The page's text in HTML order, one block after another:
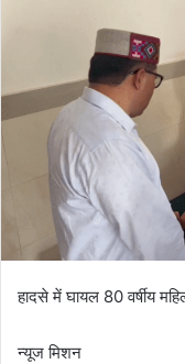
हादसे में घायल 80 वर्षीय
न्यूज मिशन